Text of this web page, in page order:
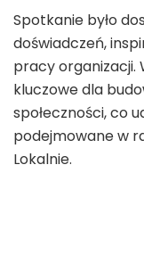
Spotkanie było
doświadczeń,
pracy organizacji.
kluczowe dla
społeczności, co
podejmowane w
Lokalnie.